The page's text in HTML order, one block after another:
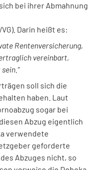
bei ihrer Abmahnung
Darin heißt es:
Rentenversicherung,
vereinbart,
soll sich die
haben. Laut
sogar bei
Abzug eigentlich
verwendete
geforderte
Abzuges nicht, so